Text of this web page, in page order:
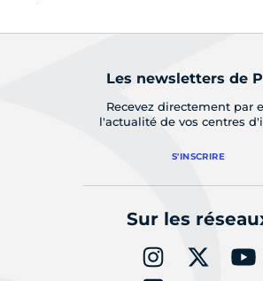
Les newsletters de
Recevez directement par
l'actualité de vos centres
S'INSCRIRE
Sur les